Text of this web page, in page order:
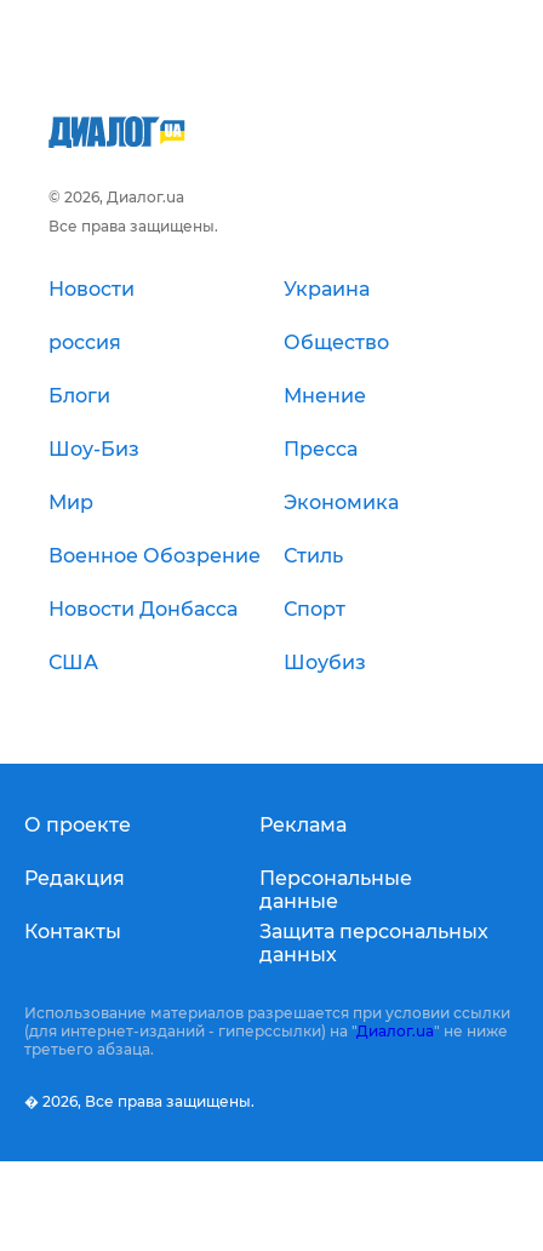
© 2026, Диалог.ua
Все права защищены.
Новости Украина
россия Общество
Блоги Мнение
Шоу-Биз Пресса
Мир Экономика
Военное Обозрение Стиль
Новости Донбасса Спорт
США Шоубиз
О проекте
Редакция
Контакты
Реклама
Персональные
данные
Защита персональных
данных
Использование материалов разрешается при условии ссылки
(для интернет-изданий - гиперссылки) на "Диалог.ua" не ниже
третьего абзаца.
� 2026, Все права защищены.